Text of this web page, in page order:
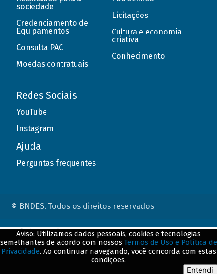
sociedade
Credenciamento de
Equipamentos
Consulta PAC
Moedas contratuais
Licitações
Cultura e economia
criativa
Conhecimento
Redes Sociais
YouTube
Instagram
Ajuda
Perguntas frequentes
© BNDES. Todos os direitos reservados
Aviso: Utilizamos dados pessoais, cookies e tecnologias
semelhantes de acordo com nossos Termos de Uso e Política de
Privacidade. Ao continuar navegando, você concorda com estas
condições.
Entendi
ConteÃºdo complementar
${title}${badge}